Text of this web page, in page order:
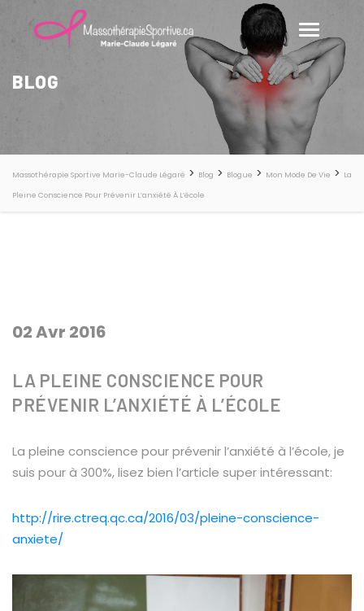
BLOG
Massothérapie Sportive Marie-Claude Légaré > Blog > Blogue > Mon Mode De Vie > La
Pleine Conscience Pour Prévenir L’anxiété À L’école
02 Avr 2016
LA PLEINE CONSCIENCE POUR
PRÉVENIR L’ANXIÉTÉ À L’ÉCOLE
La pleine conscience pour prévenir l’anxiété à l’école, je
suis pour à 300%, lisez bien l’article super intéressant:
http://rire.ctreq.qc.ca/2016/03/pleine-conscience-
anxiete/